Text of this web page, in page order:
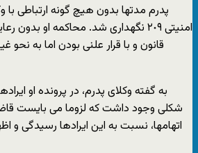
پدرم مدتها بدون هيچ گونه ارتباطی با
امنيتی ٢٠٩ نگهداری شد. محاکمه او
به گفته وکلای پدرم، در پرونده او
شکلی وجود داشت که لزوما می بايست
اتهامها، نسبت به اين ايرادها رسيدگی و